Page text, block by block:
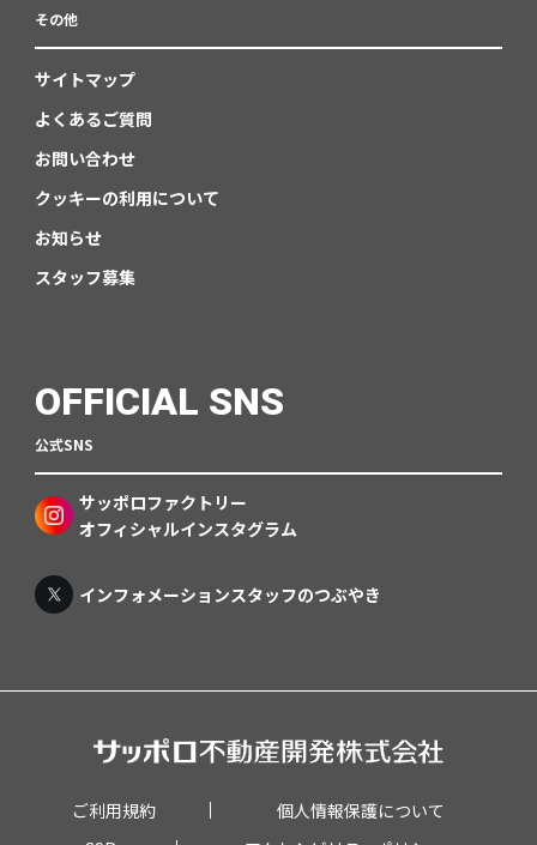
その他
サイトマップ
よくあるご質問
お問い合わせ
クッキーの利用について
お知らせ
スタッフ募集
OFFICIAL SNS
公式SNS
サッポロファクトリー
オフィシャルインスタグラム
インフォメーションスタッフのつぶやき
ご利用規約
個人情報保護について